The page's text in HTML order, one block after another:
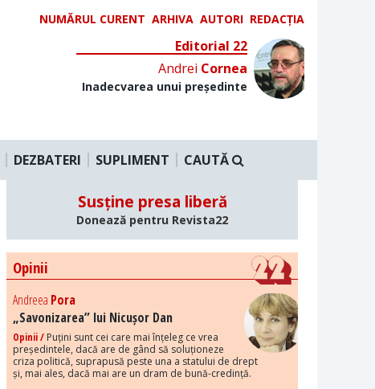
NUMĂRUL CURENT ARHIVA AUTORI REDACȚIA
Editorial 22
Andrei Cornea
Inadecvarea unui președinte
DEZBATERI SUPLIMENT CAUTĂ
Susține presa liberă
Donează pentru Revista22
Opinii
Andreea Pora
„Savonizarea” lui Nicușor Dan
Opinii / Puțini sunt cei care mai înțeleg ce vrea
președintele, dacă are de gând să soluționeze
criza politică, suprapusă peste una a statului de drept
și, mai ales, dacă mai are un dram de bună-credință.